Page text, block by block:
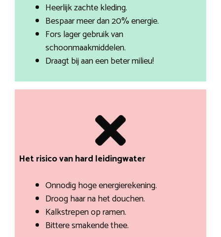
Heerlijk zachte kleding.
Bespaar meer dan 20% energie.
Fors lager gebruik van
schoonmaakmiddelen.
Draagt bij aan een beter milieu!
Het risico van hard leidingwater
Onnodig hoge energierekening.
Droog haar na het douchen.
Kalkstrepen op ramen.
Bittere smakende thee.